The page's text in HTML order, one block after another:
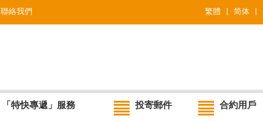
聯絡我們 繁體 简体
「特快專遞」服務 投寄郵件 合約用戶